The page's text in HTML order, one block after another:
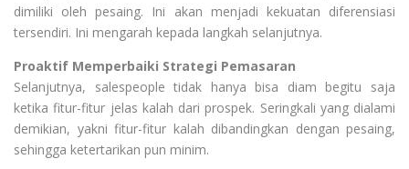
dimiliki oleh pesaing. Ini akan menjadi kekuatan diferensiasi
tersendiri. Ini mengarah kepada langkah selanjutnya.
Proaktif Memperbaiki Strategi Pemasaran
Selanjutnya, salespeople tidak hanya bisa diam begitu saja
ketika fitur-fitur jelas kalah dari prospek. Seringkali yang dialami
demikian, yakni fitur-fitur kalah dibandingkan dengan pesaing,
sehingga ketertarikan pun minim.